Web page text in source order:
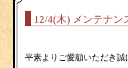
12/4(木) メンテナン
平素よりご愛顧いただき誠